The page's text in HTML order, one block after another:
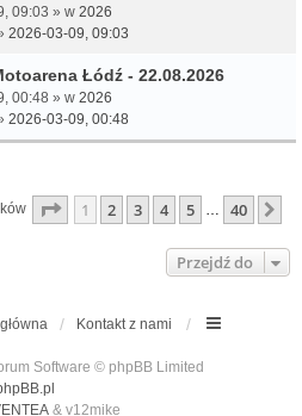
09:03 » w 2026
2026-03-09, 09:03
Łódź - 22.08.2026
00:48 » w 2026
2026-03-09, 00:48
Strona1 z40
1 2 3 4 5 … 40
Przejdź do
Kontakt z nami
Software © phpBB Limited
& v12mike